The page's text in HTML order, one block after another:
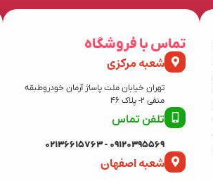
تماس با فروشگاه
شعبه مرکزی
تهران خیابان ملت پاساژ آرمان خودروطبقه
منفی 2- پلاک 46
تلفن تماس
09120395569 - 02136615763
شعبه اصفهان